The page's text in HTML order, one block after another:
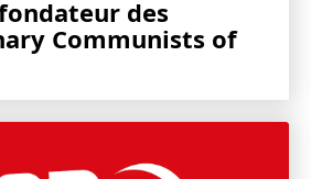
des
Communists of